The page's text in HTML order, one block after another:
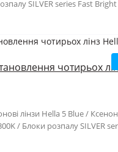
SILVER series Fast
чотирьох
лінзи Hella 5 Blue /
/ Блоки розпалу SILVER